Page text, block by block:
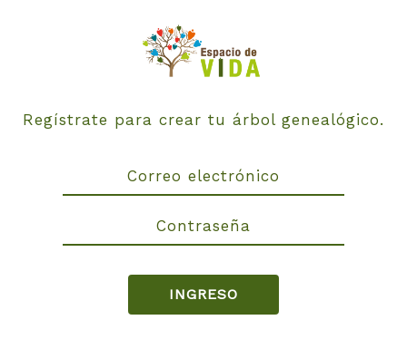
Regístrate para crear tu árbol genealógico.